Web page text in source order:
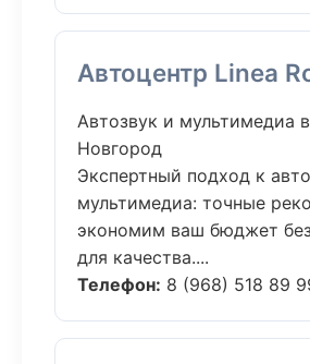
Автоцентр Linea
Автозвук и мультимедиа
Новгород
Экспертный подход к
мультимедиа: точные
экономим ваш бюджет
для качества....
Телефон: 8 (968) 518 89